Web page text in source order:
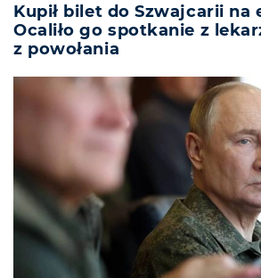
Kupił bilet do Szwajcarii na
Ocaliło go spotkanie z
z powołania